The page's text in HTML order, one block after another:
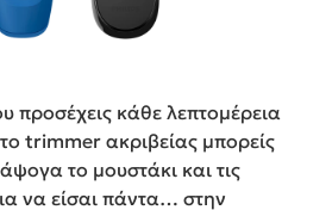
προσέχεις κάθε λεπτομέρεια
trimmer ακριβείας μπορείς
το μουστάκι και τις
να είσαι πάντα… στην